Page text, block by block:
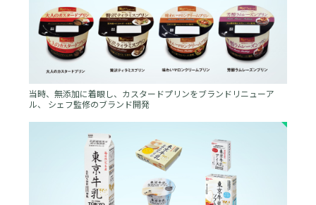
当時、無添加に着眼し、カスタードプリンをブランドリニューア
ル、 シェフ監修のブランド開発